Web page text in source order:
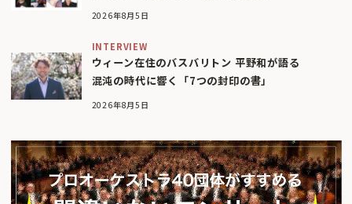
2026年8月5日
INTERVIEW
ウィーン在住のバスバリトン 平野和が語る
混沌の時代に響く「7つの封印の書」
2026年8月5日